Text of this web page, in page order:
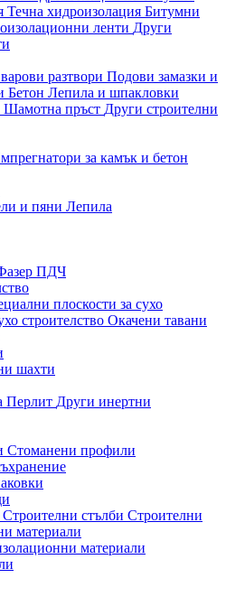
Течна хидроизолация Битумни
ленти Други
разтвори Подови замазки и
Бетон Лепила и шпакловки
Шамотна пръст Други строителни
за камък и бетон
и пяни Лепила
ПДЧ
плоскости за сухо
строителство Окачени тавани
шахти
Перлит Други инертни
Стоманени профили
Строителни стълби Строителни
материали
материали